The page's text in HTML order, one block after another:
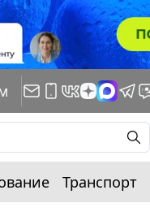
Транспорт